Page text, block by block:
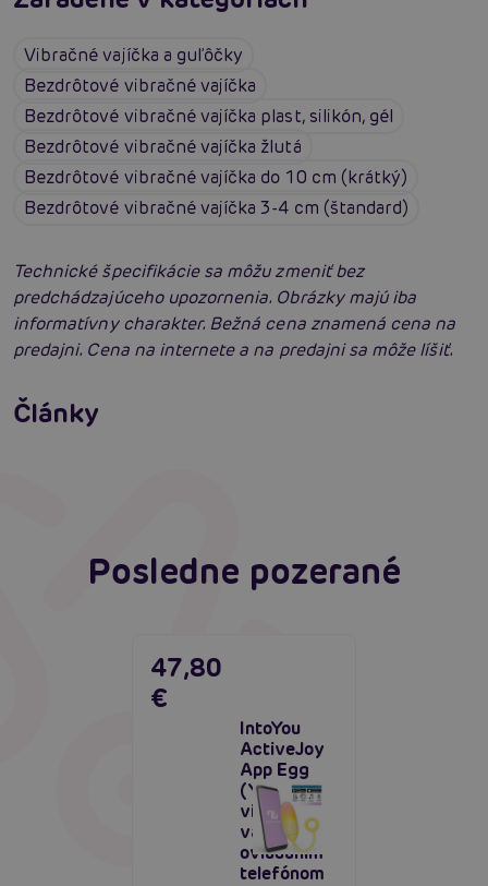
Vibračné vajíčka a guľôčky
Bezdrôtové vibračné vajíčka
Bezdrôtové vibračné vajíčka plast, silikón, gél
Bezdrôtové vibračné vajíčka žlutá
Bezdrôtové vibračné vajíčka do 10 cm (krátký)
Bezdrôtové vibračné vajíčka 3-4 cm (štandard)
Technické špecifikácie sa môžu zmeniť bez
predchádzajúceho upozornenia. Obrázky majú iba
informatívny charakter. Bežná cena znamená cena na
predajni. Cena na internete a na predajni sa môže líšiť.
Články
Erotická inteligencia: Príručka Sexiómov
Čítať viacej
Swingers párty po prvýkrát: erotický raj plný
extázy? Sprievodca, ktorý vám otvorí dvere!
Posledne pozerané
IntoYou
ActiveJoy
App Egg
(Yellow),
vibračné
vajíčko s
ovládaním
telefónom
47,80
€